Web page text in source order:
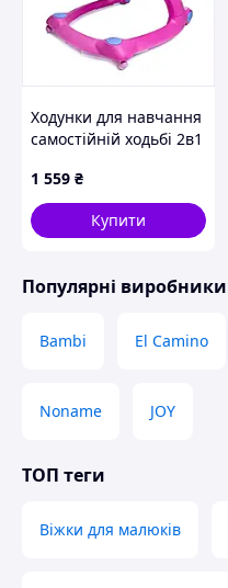
Ходунки для навчання
самостійній ходьбі 2в1
18M53735MA
1 559 ₴
Купити
Популярні виробники
Bambi El Camino
Noname JOY
ТОП теги
Віжки для малюків